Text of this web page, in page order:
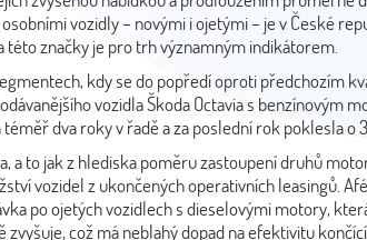
vozidly – novými i ojetými – je v České
této značky je pro trh významným indikátorem.
kdy se do popředí oproti předchozím
vozidla Škoda Octavia s benzínovým
dva roky v řadě a za poslední rok poklesla o
to jak z hlediska poměru zastoupení druhů
vozidel z ukončených operativních leasingů.
po ojetých vozidlech s dieselovými motory,
což má neblahý dopad na efektivitu